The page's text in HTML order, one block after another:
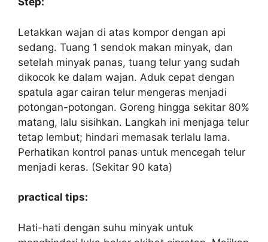
Letakkan wajan di atas kompor dengan api
sedang. Tuang 1 sendok makan minyak, dan
setelah minyak panas, tuang telur yang sudah
dikocok ke dalam wajan. Aduk cepat dengan
spatula agar cairan telur mengeras menjadi
potongan-potongan. Goreng hingga sekitar 80%
matang, lalu sisihkan. Langkah ini menjaga telur
tetap lembut; hindari memasak terlalu lama.
Perhatikan kontrol panas untuk mencegah telur
menjadi keras. (Sekitar 90 kata)
practical tips:
Hati-hati dengan suhu minyak untuk